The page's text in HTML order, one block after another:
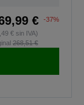
€
-37%
€ sin IVA)
268,51 €